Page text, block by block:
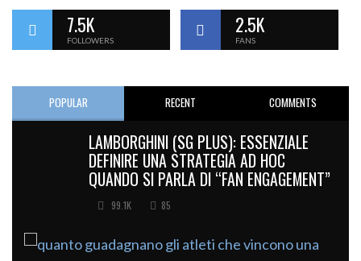
7.5K
FOLLOWERS
2.5K
FANS
POPULAR RECENT COMMENTS
LAMBORGHINI (SG PLUS): ESSENZIALE
DEFINIRE UNA STRATEGIA AD HOC
QUANDO SI PARLA DI “FAN ENGAGEMENT”
99.1K 85